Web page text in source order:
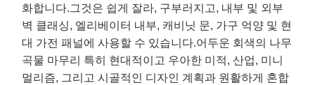
화합니다.그것은 쉽게 잘라, 구부러지고, 내부 및 외부
벽 클래싱, 엘리베이터 내부, 캐비닛 문, 가구 억양 및 현
대 가전 패널에 사용할 수 있습니다.어두운 회색의 나무
곡물 마무리 특히 현대적이고 우아한 미적, 산업, 미니
멀리즘, 그리고 시골적인 디자인 계획과 원활하게 혼합